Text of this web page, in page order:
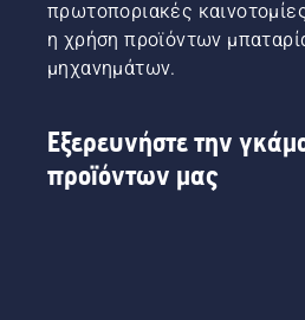
πρωτοποριακές
η χρήση προϊόντων
μηχανημάτων.
Εξερευνήστε την
προϊόντων μας